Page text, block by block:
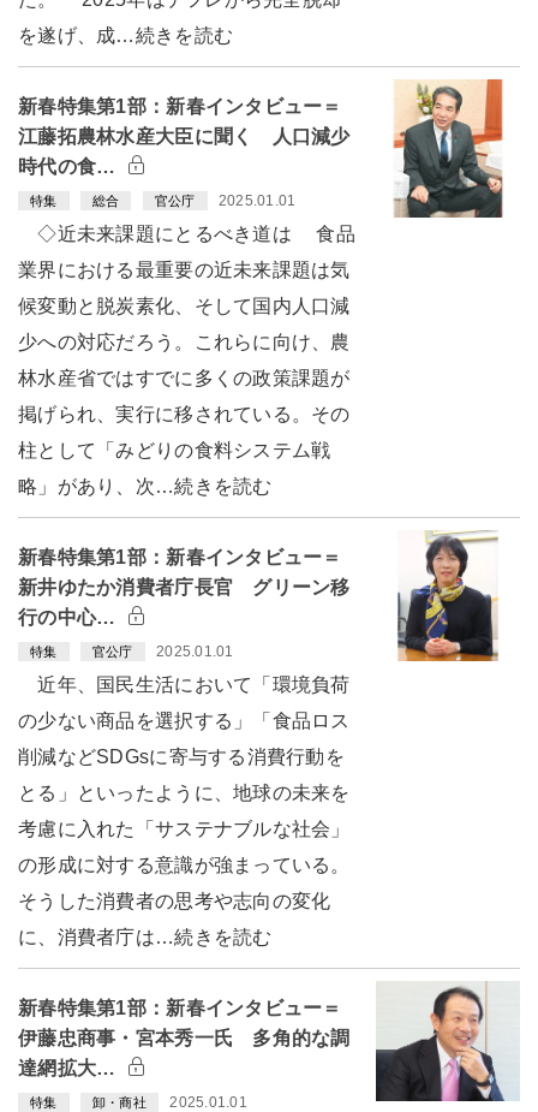
を遂げ、成…続きを読む
新春特集第1部：新春インタビュー＝
江藤拓農林水産大臣に聞く 人口減少
時代の食…
特集 総合 官公庁 2025.01.01
◇近未来課題にとるべき道は 食品
業界における最重要の近未来課題は気
候変動と脱炭素化、そして国内人口減
少への対応だろう。これらに向け、農
林水産省ではすでに多くの政策課題が
掲げられ、実行に移されている。その
柱として「みどりの食料システム戦
略」があり、次…続きを読む
新春特集第1部：新春インタビュー＝
新井ゆたか消費者庁長官 グリーン移
行の中心…
特集 官公庁 2025.01.01
近年、国民生活において「環境負荷
の少ない商品を選択する」「食品ロス
削減などSDGsに寄与する消費行動を
とる」といったように、地球の未来を
考慮に入れた「サステナブルな社会」
の形成に対する意識が強まっている。
そうした消費者の思考や志向の変化
に、消費者庁は…続きを読む
新春特集第1部：新春インタビュー＝
伊藤忠商事・宮本秀一氏 多角的な調
達網拡大…
特集 卸・商社 2025.01.01